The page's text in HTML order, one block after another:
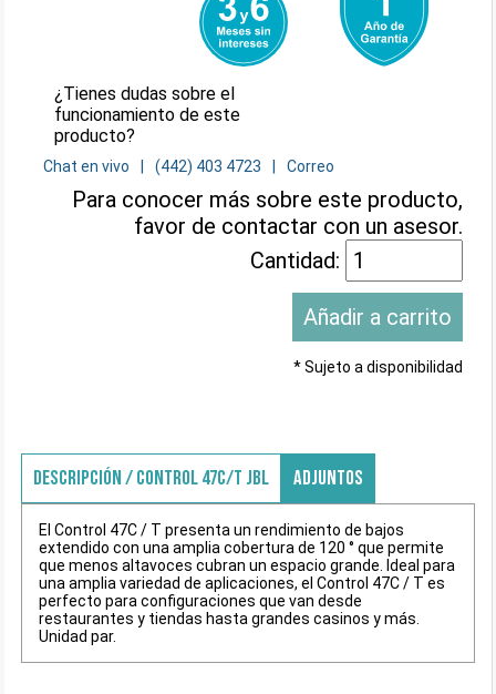
¿Tienes dudas sobre el
funcionamiento de este
producto?
Chat en vivo (442) 403 4723 Correo
Para conocer más sobre este producto,
favor de contactar con un asesor.
Cantidad:
* Sujeto a disponibilidad
DESCRIPCIÓN / CONTROL 47C/T JBL ADJUNTOS
El Control 47C / T presenta un rendimiento de bajos
extendido con una amplia cobertura de 120 ° que permite
que menos altavoces cubran un espacio grande. Ideal para
una amplia variedad de aplicaciones, el Control 47C / T es
perfecto para configuraciones que van desde
restaurantes y tiendas hasta grandes casinos y más.
Unidad par.